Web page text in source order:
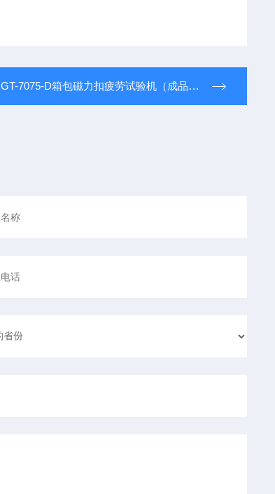
GT-7075-D箱包磁力扣疲劳试验机（成品箱包测试）